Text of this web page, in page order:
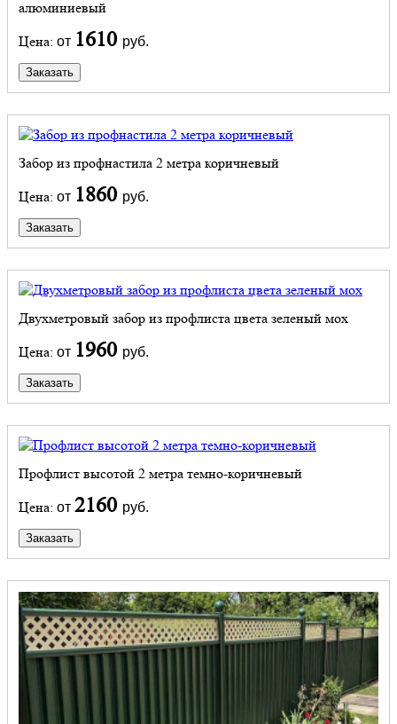
алюминиевый
Цена: от 1610 руб.
Заказать
Забор из профнастила 2 метра коричневый
Цена: от 1860 руб.
Заказать
Двухметровый забор из профлиста цвета зеленый мох
Цена: от 1960 руб.
Заказать
Профлист высотой 2 метра темно-коричневый
Цена: от 2160 руб.
Заказать